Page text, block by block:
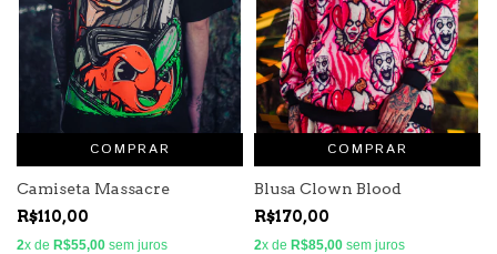
COMPRAR
Camiseta Massacre
R$110,00
2x de R$55,00 sem juros
COMPRAR
Blusa Clown Blood
R$170,00
2x de R$85,00 sem juros